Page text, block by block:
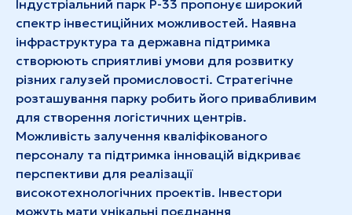
Індустріальний парк Р-33 пропонує широкий
спектр інвестиційних можливостей. Наявна
інфраструктура та державна підтримка
створюють сприятливі умови для розвитку
різних галузей промисловості. Стратегічне
розташування парку робить його привабливим
для створення логістичних центрів.
Можливість залучення кваліфікованого
персоналу та підтримка інновацій відкриває
перспективи для реалізації
високотехнологічних проектів. Інвестори
можуть мати унікальні поєднання